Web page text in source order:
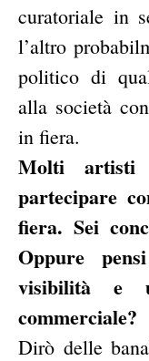
curatoriale in
l’altro
politico di
alla società
in fiera.
Molti artisti
partecipare
fiera. Sei
Oppure
visibilità e
commerciale?
Dirò delle